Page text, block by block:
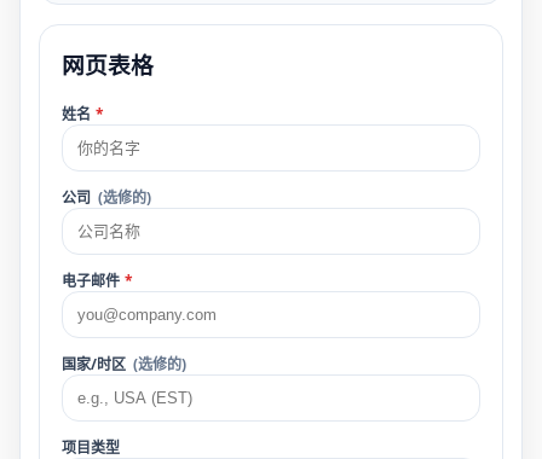
网页表格
姓名 *
公司 (选修的)
电子邮件 *
国家/时区 (选修的)
项目类型